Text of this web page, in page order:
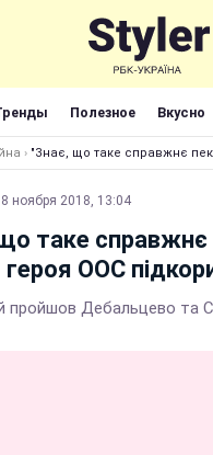
Полезное Вкусно
› "Знає, що таке справжнє
ноября 2018, 13:04
таке справжнє
героя ООС
пройшов Дебальцево та